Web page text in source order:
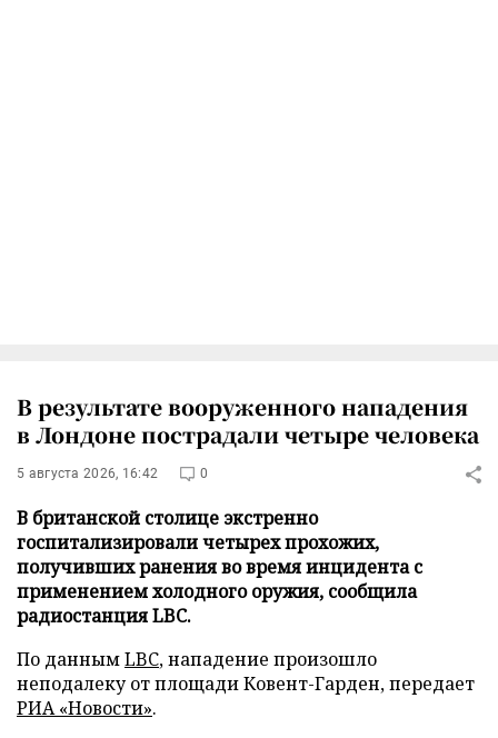
В результате вооруженного нападения
в Лондоне пострадали четыре человека
5 августа 2026, 16:42 0
В британской столице экстренно
госпитализировали четырех прохожих,
получивших ранения во время инцидента с
применением холодного оружия, сообщила
радиостанция LBC.
По даннымLBC, нападение произошло
неподалеку от площади Ковент-Гарден, передает
РИА «Новости».